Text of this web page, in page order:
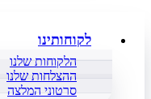
לקוחותינו
הלקוחות שלנו
ההצלחות שלנו
סרטוני המלצה